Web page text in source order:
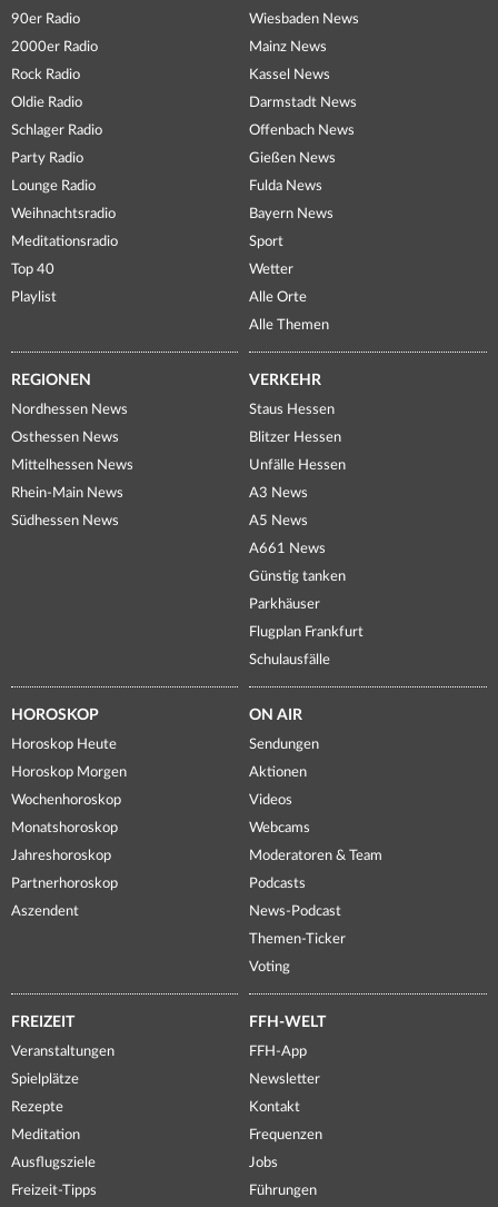
90er Radio
2000er Radio
Rock Radio
Oldie Radio
Schlager Radio
Party Radio
Lounge Radio
Weihnachtsradio
Meditationsradio
Top 40
Playlist
Wiesbaden News
Mainz News
Kassel News
Darmstadt News
Offenbach News
Gießen News
Fulda News
Bayern News
Sport
Wetter
Alle Orte
Alle Themen
REGIONEN
Nordhessen News
Osthessen News
Mittelhessen News
Rhein-Main News
Südhessen News
VERKEHR
Staus Hessen
Blitzer Hessen
Unfälle Hessen
A3 News
A5 News
A661 News
Günstig tanken
Parkhäuser
Flugplan Frankfurt
Schulausfälle
HOROSKOP
Horoskop Heute
Horoskop Morgen
Wochenhoroskop
Monatshoroskop
Jahreshoroskop
Partnerhoroskop
Aszendent
ON AIR
Sendungen
Aktionen
Videos
Webcams
Moderatoren & Team
Podcasts
News-Podcast
Themen-Ticker
Voting
FREIZEIT
Veranstaltungen
Spielplätze
Rezepte
Meditation
Ausflugsziele
Freizeit-Tipps
FFH-WELT
FFH-App
Newsletter
Kontakt
Frequenzen
Jobs
Führungen